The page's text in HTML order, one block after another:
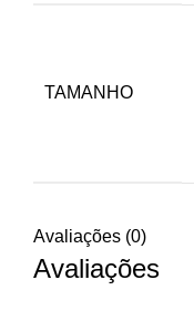
TAMANHO
Avaliações (0)
Avaliações